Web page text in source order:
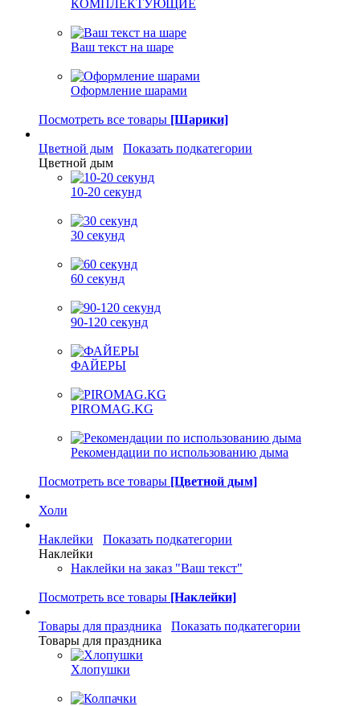
КОМПЛЕКТУЮЩИЕ
Ваш текст на шаре
Оформление шарами
Посмотреть все товары [Шарики]
Цветной дым
Показать подкатегории
Цветной дым
10-20 секунд
30 секунд
60 секунд
90-120 секунд
ФАЙЕРЫ
PIROMAG.KG
Рекомендации по использованию дыма
Посмотреть все товары [Цветной дым]
Холи
Наклейки
Показать подкатегории
Наклейки
Наклейки на заказ "Ваш текст"
Посмотреть все товары [Наклейки]
Товары для праздника
Показать подкатегории
Товары для праздника
Хлопушки